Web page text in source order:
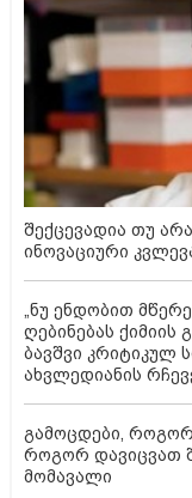
შექცევადია თუ
ინოვაციური
„ნუ ენდობით
ღებინებას ქიმიის
ბავშვი კრიტიკულ
ახვლედიანის
გამოცდები,
როგორ დავიცვათ
მომავალი